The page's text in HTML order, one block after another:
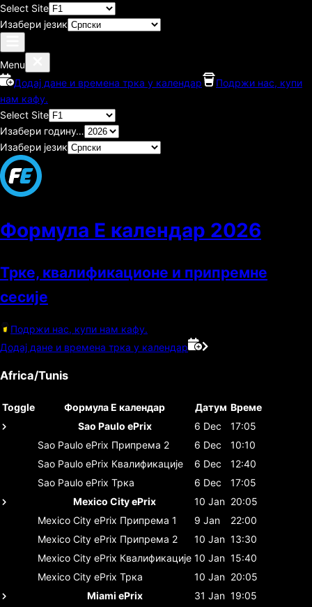
Select Site
Изабери језик
Menu
Додај дане и времена трка у календар
Подржи нас, купи
нам кафу.
Select Site
Изабери годину…
Изабери језик
Формула E календар 2026
Трке, квалификационе и припремне
сесије
Подржи нас, купи нам кафу.
Додај дане и времена трка у календар
Africa/Tunis
Toggle Формула E календар Датум Време
Sao Paulo ePrix
6 Dec
17:05
Sao Paulo ePrix Припрема 2 6 Dec
10:10
Sao Paulo ePrix Квалификације 6 Dec
12:40
Sao Paulo ePrix Трка 6 Dec
17:05
Mexico City ePrix
10 Jan 20:05
Mexico City ePrix Припрема 1 9 Jan
22:00
Mexico City ePrix Припрема 2 10 Jan 13:30
Mexico City ePrix Квалификације 10 Jan 15:40
Mexico City ePrix Трка 10 Jan 20:05
Miami ePrix
31 Jan 19:05